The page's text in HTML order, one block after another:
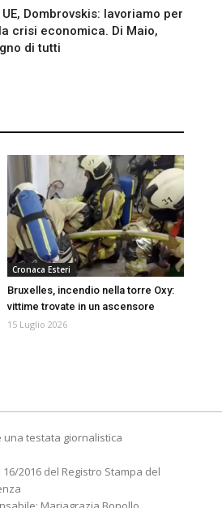
Dombrovskis: lavoriamo per
crisi economica. Di Maio,
di tutti
Cronaca Esteri
Bruxelles, incendio nella torre Oxy:
vittime trovate in un ascensore
15 Luglio 2026
una testata giornalistica
2016 del Registro Stampa del